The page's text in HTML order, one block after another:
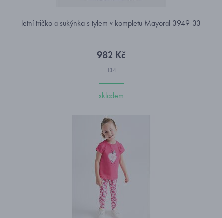
letní tričko a sukýnka s tylem v kompletu Mayoral 3949-33
982 Kč
134
skladem